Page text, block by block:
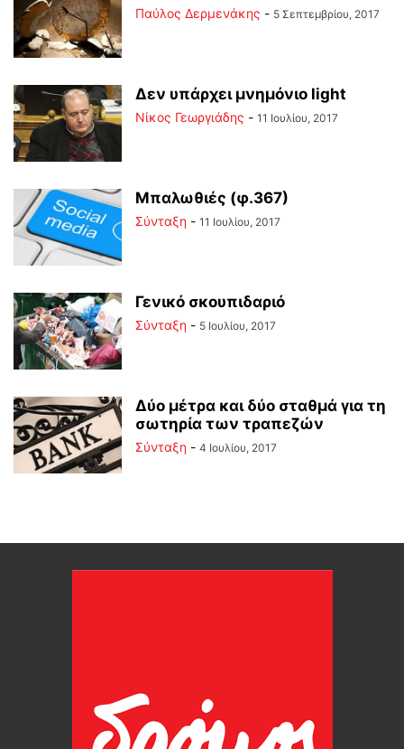
Παύλος Δερμενάκης - 5 Σεπτεμβρίου, 2017
Δεν υπάρχει μνημόνιο light
Νίκος Γεωργιάδης - 11 Ιουλίου, 2017
Μπαλωθιές (φ.367)
Σύνταξη - 11 Ιουλίου, 2017
Γενικό σκουπιδαριό
Σύνταξη - 5 Ιουλίου, 2017
Δύο μέτρα και δύο σταθμά για τη
σωτηρία των τραπεζών
Σύνταξη - 4 Ιουλίου, 2017